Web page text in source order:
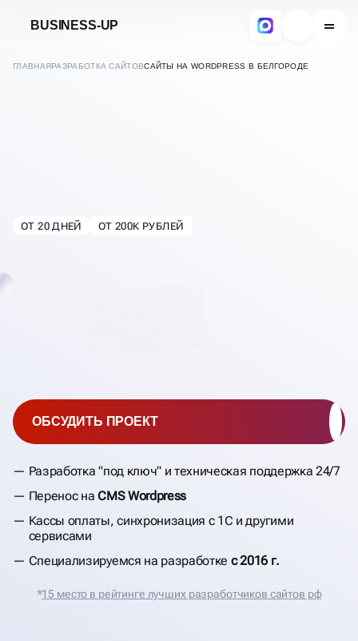
BUSINESS-UP
ГЛАВНАЯРАЗРАБОТКА САЙТОВСАЙТЫ НА WORDPRESS В БЕЛГОРОДЕ
WORDPRESS
ОТ 20 ДНЕЙ ОТ 200К РУБЛЕЙ
Разработка "под ключ" и техническая поддержка 24/7
Перенос наCMS Wordpress
Кассы оплаты, синхронизация с 1С и другими
сервисами
Специализируемся на разработке с 2016 г.
ОБСУДИТЬ ПРОЕКТ
*15 место в рейтинге лучших разработчиков сайтов рф